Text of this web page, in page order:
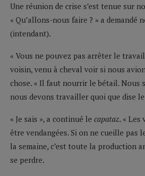
Une réunion de crise s’est tenue sur
« Qu’allons-nous faire ? » a demandé
(intendant).
« Vous ne pouvez pas arrêter le
voisin, venu à cheval voir si nous
chose. « Il faut nourrir le bétail. Nous
nous devons travailler quoi que dise
« Je sais », a continué le capataz. « Les
être vendangées. Si on ne cueille pas
la semaine, c’est toute la production
se perdre.